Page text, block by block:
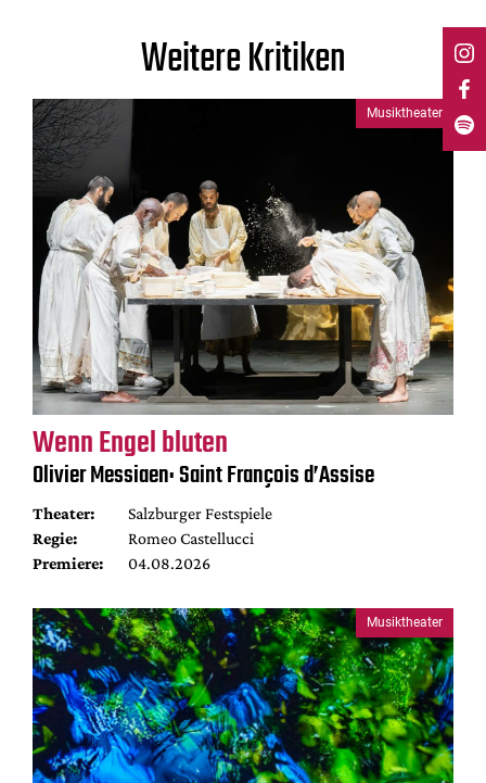
Weitere Kritiken
Musiktheater
Wenn Engel bluten
Olivier Messiaen: Saint François d’Assise
Theater:
Salzburger Festspiele
Regie:
Romeo Castellucci
Premiere:
04.08.2026
Musiktheater